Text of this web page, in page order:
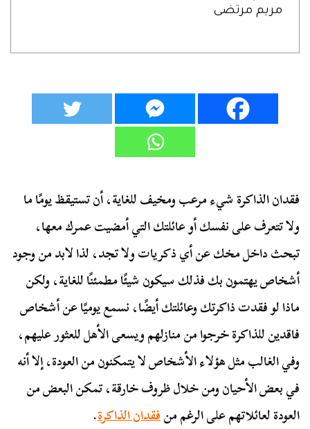
مريم مرتضى
فقدان الذاكرة شيء مرعب ومخيف للغاية، أن تستيقظ يومًا ما
ولا تتعرف على نفسك أو عائلتك التي أمضيت عمرك معها،
تبحث داخل مخك عن أي ذكريات ولا تجد، لذا لابد من وجود
أشخاص يهتمون بك فذلك سيكون شيئًا مطمئنًا للغاية، ولكن
ماذا لو فقدت ذاكرتك وعائلتك أيضًا، نسمع يوميًا عن أشخاص
فاقدين للذاكرة خرجوا من منازلهم ويسعى الأهل للعثور عليهم،
وفي الغالب مثل هؤلاء الأشخاص لا يتمكنون من العودة، إلا أنه
في بعض الأحيان ومن خلال ظروف خارقة، تمكن البعض من
العودة لعائلاتهم على الرغم منفقدان الذاكرة.